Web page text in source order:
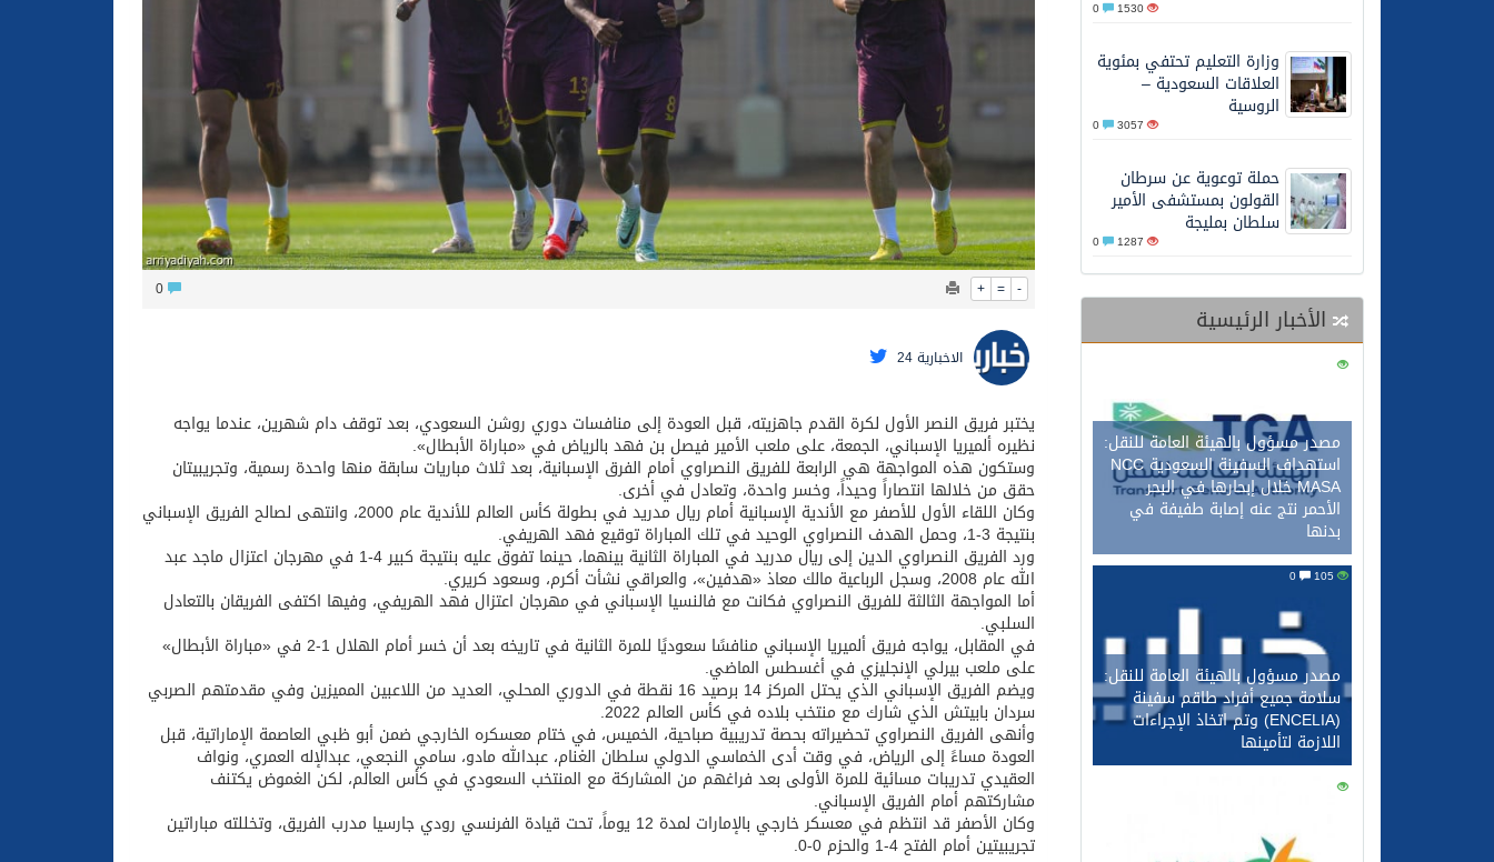
الشيخ علي الحذيفي في خطبة عرفة: الحج فريضة تتجلى فيها مظاهر التعارف والتآلف والتعاون والتكافل بين أهل الإسلام
1530
وزارة التعليم تحتفي بمئوية
العلاقات السعودية –
الروسية
3057
حملة توعوية عن سرطان
القولون بمستشفى الأمير
سلطان بمليجة
1287
الأخبار الرئيسية
121
مصدر مسؤول بالهيئة العامة للنقل:
استهداف السفينة السعودية NCC
MASA خلال إبحارها في البحر
الأحمر نتج عنه إصابة طفيفة في
بدنها
مصدر مسؤول بالهيئة العامة للنقل:
سلامة جميع أفراد طاقم سفينة
(ENCELIA) وتم اتخاذ الإجراءات
اللازمة لتأمينها
92
+ = -
الاخبارية 24
يختبر فريق النصر الأول لكرة القدم جاهزيته، قبل العودة إلى منافسات دوري روشن السعودي، بعد توقف دام شهرين، عندما يواجه
نظيره ألميريا الإسباني، الجمعة، على ملعب الأمير فيصل بن فهد بالرياض في «مباراة الأبطال».
وستكون هذه المواجهة هي الرابعة للفريق النصراوي أمام الفرق الإسبانية، بعد ثلاث مباريات سابقة منها واحدة رسمية، وتجريبيتان
حقق من خلالها انتصاراً وحيداً، وخسر واحدة، وتعادل في أخرى.
وكان اللقاء الأول للأصفر مع الأندية الإسبانية أمام ريال مدريد في بطولة كأس العالم للأندية عام 2000، وانتهى لصالح الفريق الإسباني
بنتيجة 3-1، وحمل الهدف النصراوي الوحيد في تلك المباراة توقيع فهد الهريفي.
ورد الفريق النصراوي الدين إلى ريال مدريد في المباراة الثانية بينهما، حينما تفوق عليه بنتيجة كبير 4-1 في مهرجان اعتزال ماجد عبد
الله عام 2008، وسجل الرباعية مالك معاذ «هدفين»، والعراقي نشأت أكرم، وسعود كريري.
أما المواجهة الثالثة للفريق النصراوي فكانت مع فالنسيا الإسباني في مهرجان اعتزال فهد الهريفي، وفيها اكتفى الفريقان بالتعادل
السلبي.
في المقابل، يواجه فريق ألميريا الإسباني منافسًا سعوديًا للمرة الثانية في تاريخه بعد أن خسر أمام الهلال 1-2 في «مباراة الأبطال»
على ملعب بيرلي الإنجليزي في أغسطس الماضي.
ويضم الفريق الإسباني الذي يحتل المركز 14 برصيد 16 نقطة في الدوري المحلي، العديد من اللاعبين المميزين وفي مقدمتهم الصربي
سردان بابيتش ‏الذي شارك مع منتخب بلاده في كأس العالم 2022.
وأنهى الفريق النصراوي تحضيراته بحصة تدريبية صباحية، الخميس، في ختام معسكره الخارجي ضمن أبو ظبي العاصمة الإماراتية، قبل
العودة مساءً إلى الرياض، في وقت أدى الخماسي الدولي سلطان الغنام، عبدالله مادو، سامي النجعي، عبدالإله العمري، ونواف
العقيدي تدريبات مسائية للمرة الأولى بعد فراغهم من المشاركة مع المنتخب السعودي في كأس العالم، لكن الغموض يكتنف
مشاركتهم أمام الفريق الإسباني.
وكان الأصفر قد انتظم في معسكر خارجي بالإمارات لمدة 12 يوماً، تحت قيادة الفرنسي رودي جارسيا مدرب الفريق، وتخللته مباراتين
تجريبيتين أمام الفتح 4-1 والحزم 0-0.